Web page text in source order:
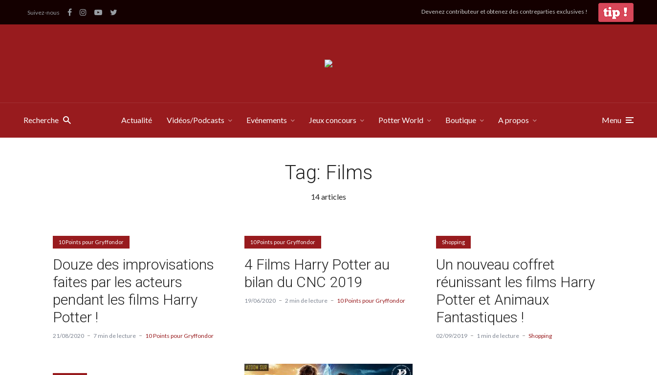
Suivez-nous Devenez contributeur et obtenez des contreparties exclusives !
Recherche Actualité Vidéos/Podcasts Evénements Jeux concours Potter World Boutique A propos Menu
Tag: Films
14 articles
10 Points pour Gryffondor
Douze des improvisations
faites par les acteurs
pendant les films Harry
Potter !
21/08/2020 7 min de lecture 10 Points pour Gryffondor
10 Points pour Gryffondor
4 Films Harry Potter au
bilan du CNC 2019
19/06/2020 2 min de lecture 10 Points pour Gryffondor
Shopping
Un nouveau coffret
réunissant les films Harry
Potter et Animaux
Fantastiques !
02/09/2019 1 min de lecture Shopping